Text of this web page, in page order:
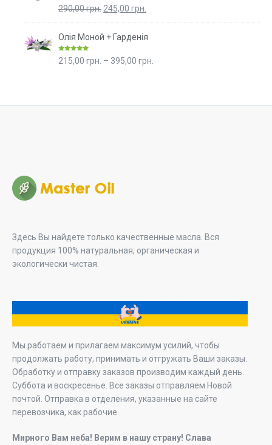
Rated
5.00
out of 5
290,00грн. Original
price
was:
245,00 грн.
price
is:
Олія Моной + Гарденія
Rated 5.00
out of 5
215,00 грн. – 395,00 грн.
Здесь Вы найдете только качественные масла. Вся
продукция 100% натуральная, органическая и
экологически чистая.
Мы работаем и прилагаем максимум усилий, чтобы
продолжать работу, принимать и отгружать Ваши заказы.
Обработку и отправку заказов производим каждый день.
Суббота и воскресенье. Все заказы отправляем Новой
почтой. Отправка в отделения, указанные на сайте
перевозчика, как рабочие.
Мирного Вам неба! Верим в нашу страну! Слава